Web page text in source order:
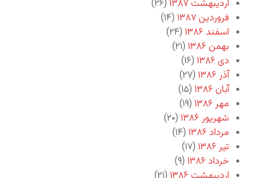
اردیبهشت ۱۳۸۷
(۲۶)
فروردین ۱۳۸۷
(۱۴)
اسفند ۱۳۸۶
(۲۴)
بهمن ۱۳۸۶
(۲۱)
دی ۱۳۸۶
(۱۶)
آذر ۱۳۸۶
(۲۷)
آبان ۱۳۸۶
(۱۵)
مهر ۱۳۸۶
(۱۹)
شهریور ۱۳۸۶
(۲۰)
مرداد ۱۳۸۶
(۱۴)
تیر ۱۳۸۶
(۱۷)
خرداد ۱۳۸۶
(۹)